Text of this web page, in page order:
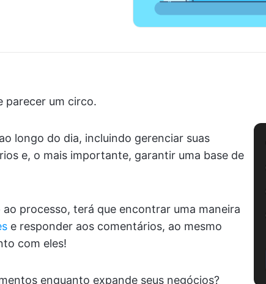
parecer um circo.
longo do dia, incluindo gerenciar suas
e, o mais importante, garantir uma base de
processo, terá que encontrar uma maneira
e responder aos comentários, ao mesmo
com eles!
enquanto expande seus negócios?